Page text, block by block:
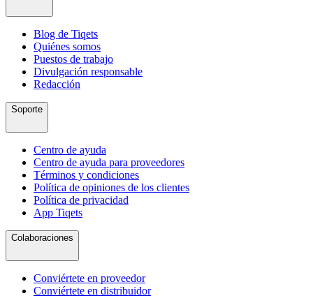
Blog de Tiqets
Quiénes somos
Puestos de trabajo
Divulgación responsable
Redacción
Soporte
Centro de ayuda
Centro de ayuda para proveedores
Términos y condiciones
Política de opiniones de los clientes
Política de privacidad
App Tiqets
Colaboraciones
Conviértete en proveedor
Conviértete en distribuidor